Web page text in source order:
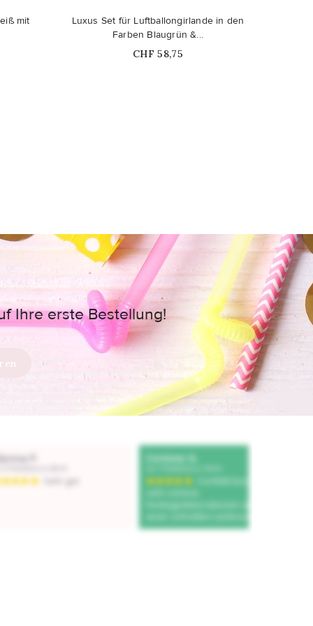
mit
Luxus Set für Luftballongirlande in den
Farben Blaugrün &...
Price
CHF 58,75
Ihre erste Bestellung!